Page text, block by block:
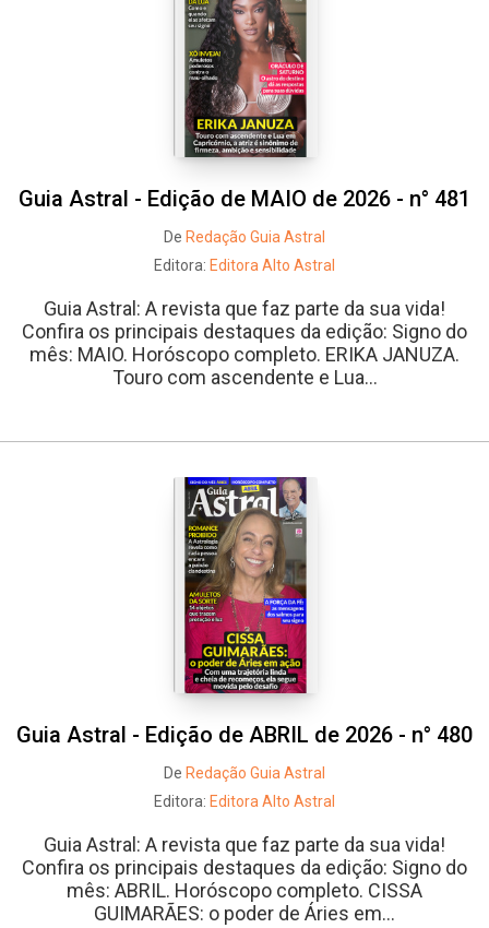
Guia Astral - Edição de MAIO de 2026 - n° 481
De Redação Guia Astral
Editora: Editora Alto Astral
Guia Astral: A revista que faz parte da sua vida!
Confira os principais destaques da edição: Signo do
mês: MAIO. Horóscopo completo. ERIKA JANUZA.
Touro com ascendente e Lua...
Guia Astral - Edição de ABRIL de 2026 - n° 480
De Redação Guia Astral
Editora: Editora Alto Astral
Guia Astral: A revista que faz parte da sua vida!
Confira os principais destaques da edição: Signo do
mês: ABRIL. Horóscopo completo. CISSA
GUIMARÃES: o poder de Áries em...